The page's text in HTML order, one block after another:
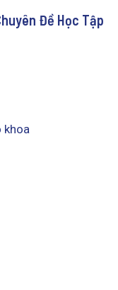
Đề Học Tập
khoa